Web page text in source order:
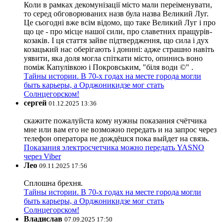
Коли в рамках декомунізації місто мали переіменувати,
то серед обговорюваних назв була назва Великий Луг.
Це сьогодні вже всім відомо, що таке Великий Луг і про
що це - про місце нашої сили, про славетних пращурів-
козаків. І ця стаття зайве підтвердження, що сила і дух
козацький нас оберігають і донині: адже страшно навіть
уявити, яка доля могла спіткати місто, опинись воно
поміж Капулівкою і Покровським, "біля води ©" .
Тайны истории. В 70-х годах на месте города могли
быть карьеры, а Орджоникидзе мог стать
Солнцегорском!
сергей 01.12.2025 13:36
скажите пожалуйста кому нужны показания счётчика
мне или вам его не возможно передать и на запрос через
телефон оператора не дождёшся пока выйдет на связь.
Показания электросчетчика можно передать YASNO
через Viber
Лео 09.11.2025 17:56
Сплошна брехня.
Тайны истории. В 70-х годах на месте города могли
быть карьеры, а Орджоникидзе мог стать
Солнцегорском!
Владислав 07.09.2025 17:50